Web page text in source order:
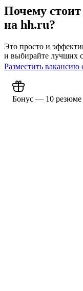
Почему
на hh.ru?
Это просто и
и выбирайте лучших
Разместить вакансию
Бонус — 10 резюме